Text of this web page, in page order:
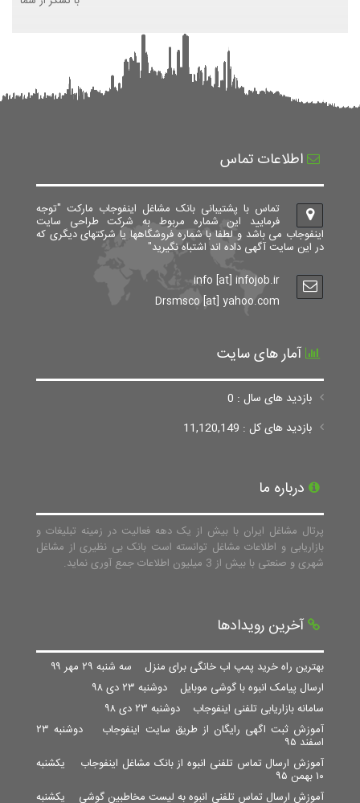
اطلاعات تماس
تماس با پشتیبانی بانک مشاغل اینفوجاب مارکت "توجه
فرمایید این شماره مربوط به شرکت طراحی سایت
اینفوجاب می باشد و لطفا با شماره فروشگاهها یا شرکتهای دیگری که
در این سایت آگهی داده اند اشتباه نگیرید"
info [at] infojob.ir
Drsmsco [at] yahoo.com
آمار های سایت
بازدید های سال : 0
بازدید های کل : 11,120,149
درباره ما
پرتال مشاغل ایران با بیش از یک دهه فعالیت در زمینه تبلیغات و
بازاریابی و اطلاعات مشاغل توانسته است بانک بی نظیری از مشاغل
شهری و صنعتی با بیش از 3 میلیون اطلاعات جمع آوری نماید.
آخرین رویدادها
بهترین راه خرید پمپ اب خانگی برای منزل سه شنبه ۲۹ مهر ۹۹
ارسال پیامک انبوه با گوشی موبایل دوشنبه ۲۳ دی ۹۸
سامانه بازاریابی تلفنی اینفوجاب دوشنبه ۲۳ دی ۹۸
آموزش ثبت اگهی رایگان از طریق سایت اینفوجاب
دوشنبه ۲۳
اسفند ۹۵
آموزش ارسال تماس تلفنی انبوه از بانک مشاغل اینفوجاب یکشنبه
۱۰ بهمن ۹۵
آموزش ارسال تماس تلفنی انبوه به لیست مخاطبین گوشی یکشنبه